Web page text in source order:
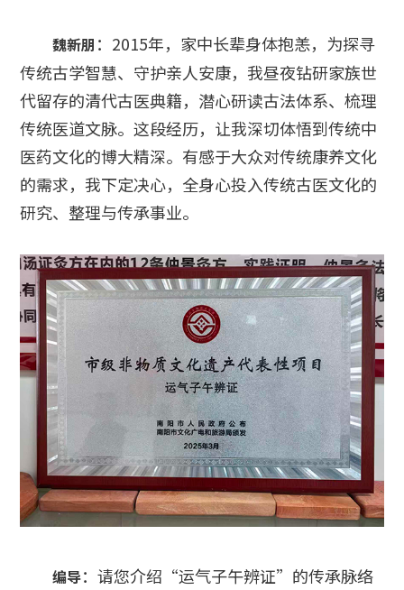
魏新朋 ：2015年，家中长辈身体抱恙，为探寻
传统古学智慧、守护亲人安康，我昼夜钻研家族世
代留存的清代古医典籍，潜心研读古法体系、梳理
传统医道文脉。这段经历，让我深切体悟到传统中
医药文化的博大精深。有感于大众对传统康养文化
的需求，我下定决心，全身心投入传统古医文化的
研究、整理与传承事业。
编导：请您介绍“运气子午辨证”的传承脉络